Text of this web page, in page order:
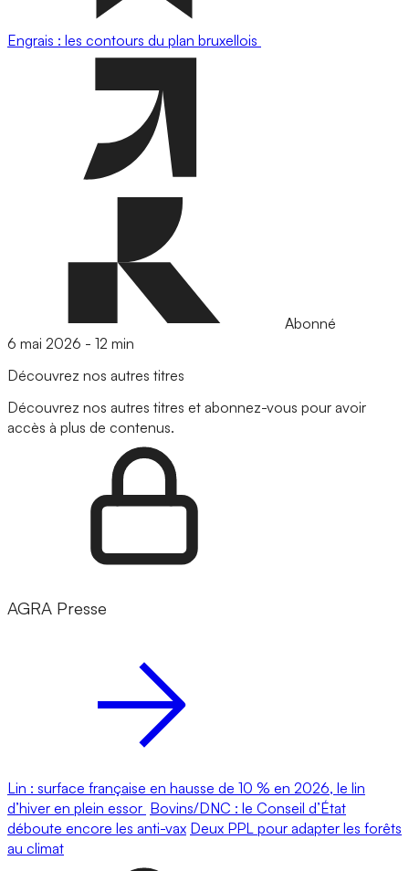
Engrais : les contours du plan bruxellois
Abonné
6 mai 2026 - 12 min
Découvrez nos autres titres
Découvrez nos autres titres et abonnez-vous pour avoir
accès à plus de contenus.
AGRA Presse
Lin : surface française en hausse de 10 % en 2026, le lin
d’hiver en plein essor Bovins/DNC : le Conseil d’État
déboute encore les anti-vax Deux PPL pour adapter les forêts
au climat